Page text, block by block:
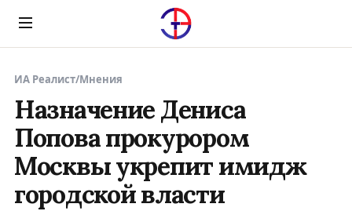
Menu
ИА Реалист/Мнения
Назначение Дениса
Попова прокурором
Москвы укрепит имидж
городской власти